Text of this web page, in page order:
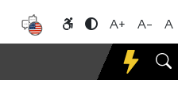
A+ A- A